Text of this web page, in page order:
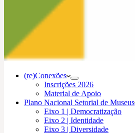
(re)Conexões
Inscrições 2026
Material de Apoio
Plano Nacional Setorial de Museus
Eixo 1 | Democratização
Eixo 2 | Identidade
Eixo 3 | Diversidade